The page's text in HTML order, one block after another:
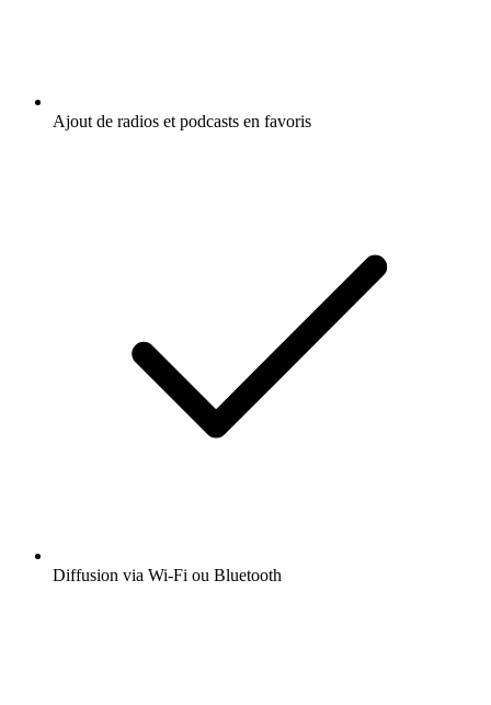
Ajout de radios et podcasts en favoris
Diffusion via Wi-Fi ou Bluetooth